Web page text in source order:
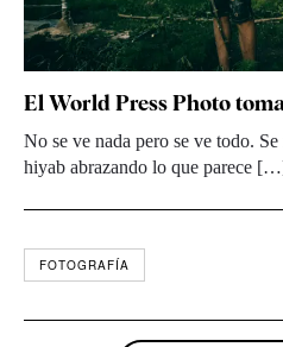
El World Press Photo
No se ve nada pero se ve todo.
hiyab abrazando lo que parece
FOTOGRAFÍA